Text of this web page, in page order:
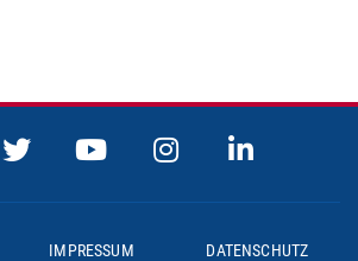
IMPRESSUM DATENSCHUTZ